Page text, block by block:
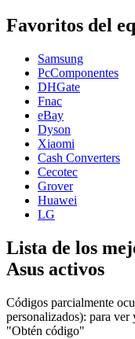
Favoritos del
Samsung
PcComponentes
DHGate
Fnac
eBay
Dyson
Xiaomi
Cash Converters
Cecotec
Grover
Huawei
LG
Lista de los
Asus activos
Códigos parcialmente
personalizados): para
"Obtén código"